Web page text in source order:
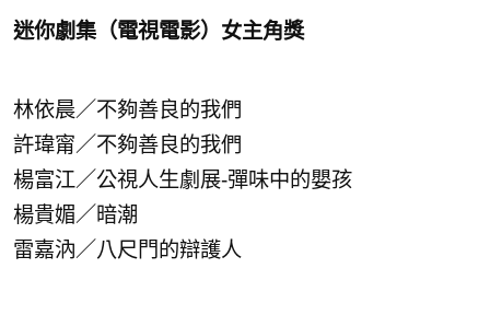
迷你劇集（電視電影）女主角獎
林依晨／不夠善良的我們
許瑋甯／不夠善良的我們
楊富江／公視人生劇展-彈味中的嬰孩
楊貴媚／暗潮
雷嘉汭／八尺門的辯護人